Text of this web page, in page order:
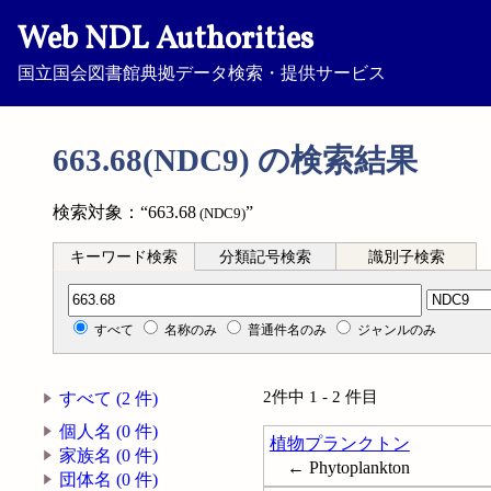
Web NDL Authorities
国立国会図書館典拠データ検索・提供サービス
663.68(NDC9) の検索結果
検索対象：“663.68 (NDC9)”
キーワード検索 分類記号検索 識別子検索
分類記号検索
すべて 名称のみ 普通件名のみ ジャンルのみ
すべて (2 件)
個人名 (0 件)
家族名 (0 件)
団体名 (0 件)
2件中 1 - 2 件目
植物プランクトン
← Phytoplankton